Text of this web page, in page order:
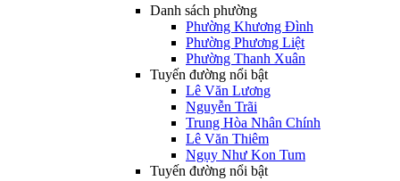
Danh sách phường
Phường Khương Đình
Phường Phương Liệt
Phường Thanh Xuân
Tuyến đường nổi bật
Lê Văn Lương
Nguyễn Trãi
Trung Hòa Nhân Chính
Lê Văn Thiêm
Ngụy Như Kon Tum
Tuyến đường nổi bật